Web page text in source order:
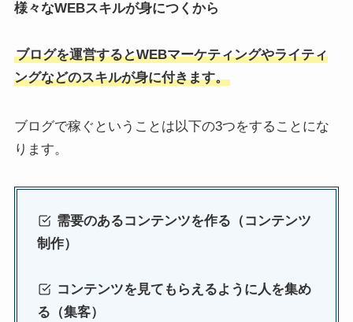
様々なWEBスキルが身につくから
ブログを運営するとWEBマーケティングやライティ
ングなどのスキルが身に付きます。
ブログで稼ぐということは以下の3つをすることにな
ります。
需要のあるコンテンツを作る（コンテンツ
制作）
コンテンツを見てもらえるように人を集め
る（集客）